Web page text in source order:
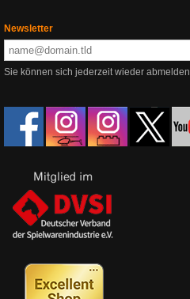
Newsletter
Sie können sich jederzeit wieder abmelden.